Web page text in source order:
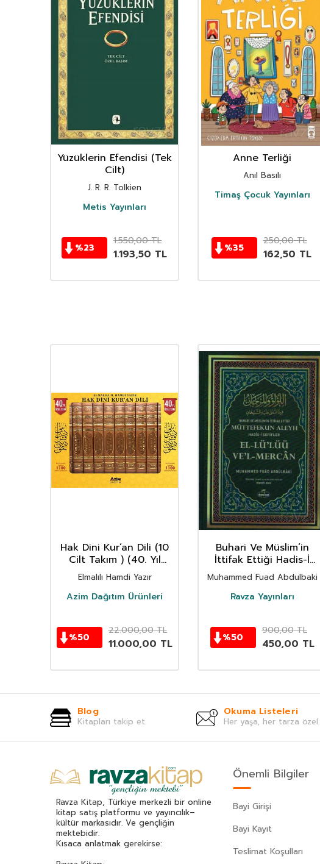
Yüzüklerin Efendisi (Tek
Cilt)
J. R. R. Tolkien
Metis Yayınları
%23
1.550,00TL
1.193,50 TL
Anne Terliği
Anıl Basılı
Timaş Çocuk Yayınları
%35
250,00TL
162,50 TL
Hak Dini Kur’an Dili (10
Cilt Takım ) (40. Yıl
Özel Seri)
Elmalılı Hamdi Yazır
Azim Dağıtım Ürünleri
%50
22.000,00TL
11.000,00 TL
Buhari Ve Müslim’in
İttifak Ettiği Hadis-İ
Şerifler el-Lü’lüü Ve’l
Mercan (İthal)
Muhammed Fuad Abdulbaki
Ravza Yayınları
%50
900,00TL
450,00 TL
Blog
Kitapları takip et.
Okuma Listeleri
Her yaşa, her tarza özel.
Ravza Kitap, Türkiye merkezli bir online
kitap satış platformu ve yayıncılık–
kültür markasıdır. Ve gençliğin
mektebidir.
Kısaca anlatmak gerekirse:
Önemli Bilgiler
Bayi Girişi
Bayi Kayıt
Teslimat Koşulları